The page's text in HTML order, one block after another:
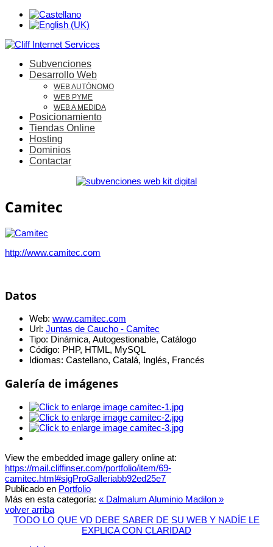
Subvenciones
Desarrollo Web
WEB AUTÓNOMO
WEB PYME
WEB A MEDIDA
Posicionamiento
Tiendas Online
Hosting
Dominios
Contactar
Camitec
http://www.camitec.com
Datos
Web: www.camitec.com
Url: Juntas de Caucho - Camitec
Tipo: Dinámica, Autogestionable, Catálogo
Código: PHP, HTML, MySQL
Idiomas: Castellano, Catalá, Inglés, Francés
Galería de imágenes
View the embedded image gallery online at:
https://mail.cliffinser.com/portfolio/item/69-
camitec.html#sigProGalleriabb92ed25e7
Publicado en Portfolio
Más en esta categoría: « Dalmalum Aluminio Madilon »
volver arriba
TODO LO QUE VD DEBE SABER DE SU WEB Y NADÍE LE
EXPLICA CON CLARIDAD